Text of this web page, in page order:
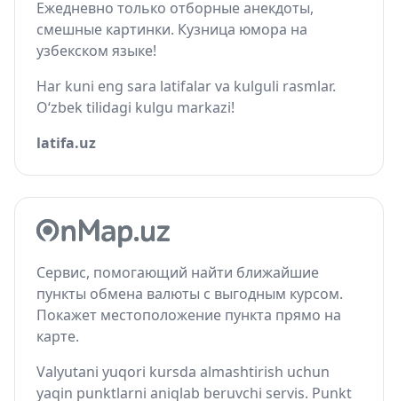
Ежедневно только отборные анекдоты,
смешные картинки. Кузница юмора на
узбекском языке!
Har kuni eng sara latifalar va kulguli rasmlar.
O‘zbek tilidagi kulgu markazi!
latifa.uz
Сервис, помогающий найти ближайшие
пункты обмена валюты с выгодным курсом.
Покажет местоположение пункта прямо на
карте.
Valyutani yuqori kursda almashtirish uchun
yaqin punktlarni aniqlab beruvchi servis. Punkt